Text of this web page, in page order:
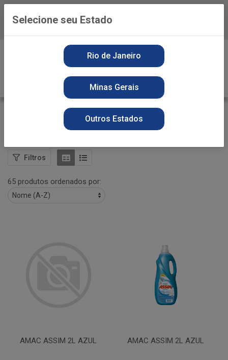
Baixe já o APP da Playvender
FLORA - ASSIM E MAT INSET
FLORA - ASSIM E MAT INSET
Filtros
65 produtos ordenados por:
AMAC ASSIM 2L AZUL AMAC ASSIM 2L AZUL
Selecione seu Estado
Rio de Janeiro
Minas Gerais
Outros Estados